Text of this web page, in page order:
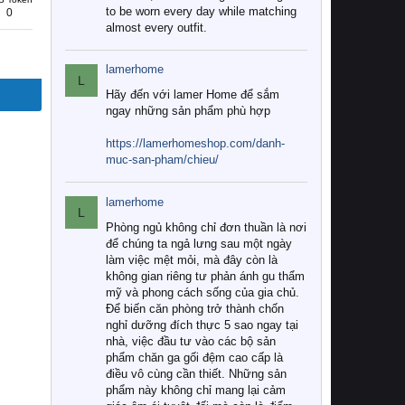
0
to be worn every day while matching
almost every outfit.
L
lamerhome
Hãy đến với lamer Home để sắm
ngay những sản phẩm phù hợp
https://lamerhomeshop.com/danh-
muc-san-pham/chieu/
L
lamerhome
Phòng ngủ không chỉ đơn thuần là nơi
để chúng ta ngả lưng sau một ngày
làm việc mệt mỏi, mà đây còn là
không gian riêng tư phản ánh gu thẩm
mỹ và phong cách sống của gia chủ.
Để biến căn phòng trở thành chốn
nghỉ dưỡng đích thực 5 sao ngay tại
nhà, việc đầu tư vào các bộ sản
phẩm chăn ga gối đệm cao cấp là
điều vô cùng cần thiết. Những sản
phẩm này không chỉ mang lại cảm